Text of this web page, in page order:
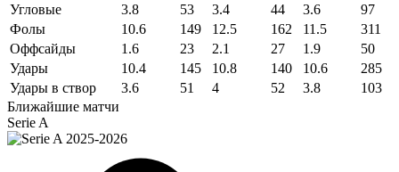
Угловые
3.8 53 3.4 44 3.6
97
Фолы
10.6 149 12.5 162 11.5
311
Оффсайды
1.6 23 2.1 27 1.9
50
Удары
10.4 145 10.8 140 10.6
285
Удары в створ
3.6 51 4 52 3.8
103
Ближайшие матчи
Serie A